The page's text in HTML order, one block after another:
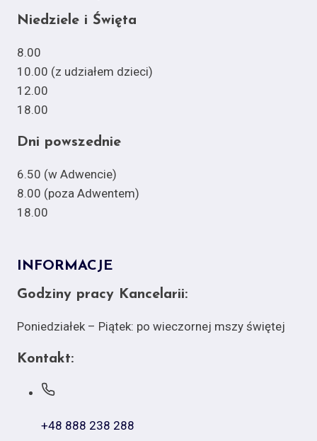
Niedziele i Święta
8.00
10.00 (z udziałem dzieci)
12.00
18.00
Dni powszednie
6.50 (w Adwencie)
8.00 (poza Adwentem)
18.00
INFORMACJE
Godziny pracy Kancelarii:
Poniedziałek – Piątek: po wieczornej mszy świętej
Kontakt:
+48 888 238 288